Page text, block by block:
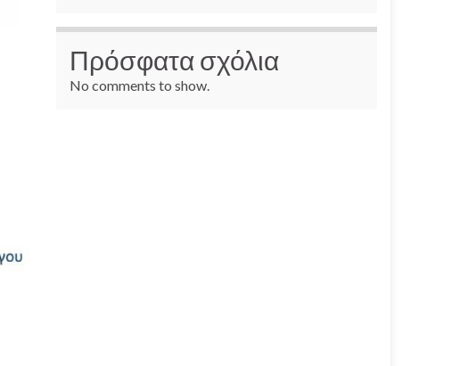
Πρόσφατα σχόλια
No comments to show.